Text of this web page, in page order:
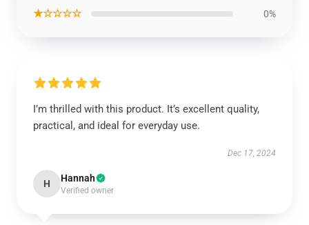
★☆☆☆☆ 0%
I’m thrilled with this product. It’s excellent quality,
practical, and ideal for everyday use.
Dec 17, 2024
H Hannah
Verified owner